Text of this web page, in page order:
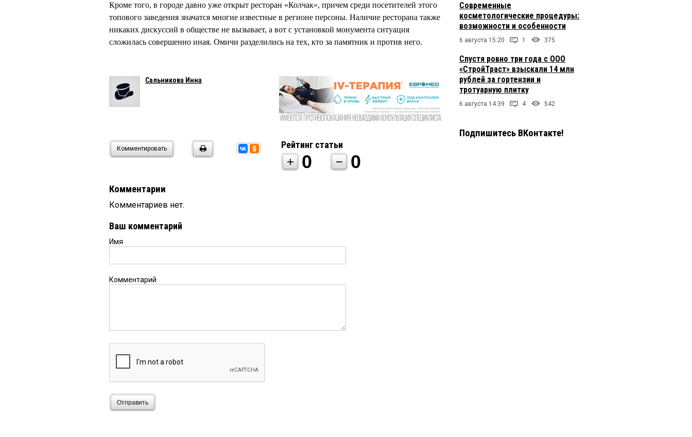
Кроме того, в городе давно уже открыт ресторан «Колчак», причем среди посетителей этого
топового заведения значатся многие известные в регионе персоны. Наличие ресторана также
никаких дискуссий в обществе не вызывает, а вот с установкой монумента ситуация
сложилась совершенно иная. Омичи разделились на тех, кто за памятник и против него.
Сальникова Инна
Комментировать Рейтинг статьи
0 0
Комментарии
Комментариев нет.
Ваш комментарий
Имя
Комментарий
Отправить
Современные
косметологические процедуры:
возможности и особенности
6 августа 15:20 1 375
Спустя ровно три года с ООО
«СтройТраст» взыскали 14 млн
рублей за гортензии и
тротуарную плитку
6 августа 14:39 4 542
Подпишитесь ВКонтакте!